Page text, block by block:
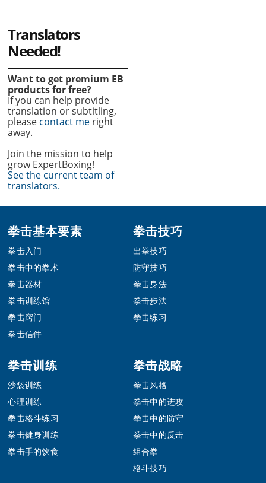
Translators
Needed!
Want to get premium EB
products for free?
If you can help provide
translation or subtitling,
please contact me right
away.
Join the mission to help
grow ExpertBoxing!
See the current team of
translators.
Footer
拳击基本要素
拳击入门
拳击中的拳术
拳击器材
拳击训练馆
拳击窍门
拳击信件
拳击技巧
出拳技巧
防守技巧
拳击身法
拳击步法
拳击练习
拳击训练
沙袋训练
心理训练
拳击格斗练习
拳击健身训练
拳击手的饮食
拳击战略
拳击风格
拳击中的进攻
拳击中的防守
拳击中的反击
组合拳
格斗技巧